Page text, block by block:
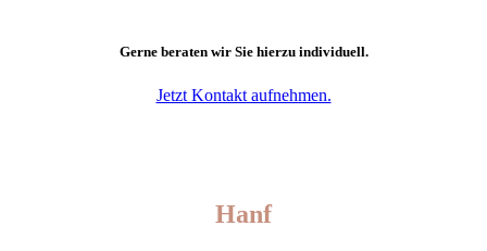
Gerne beraten wir Sie hierzu individuell.
Jetzt Kontakt aufnehmen.
Hanf